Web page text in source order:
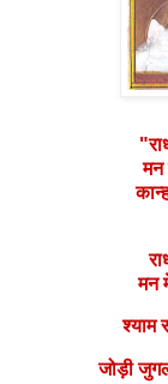
मन
मन
श्याम
जोड़ी